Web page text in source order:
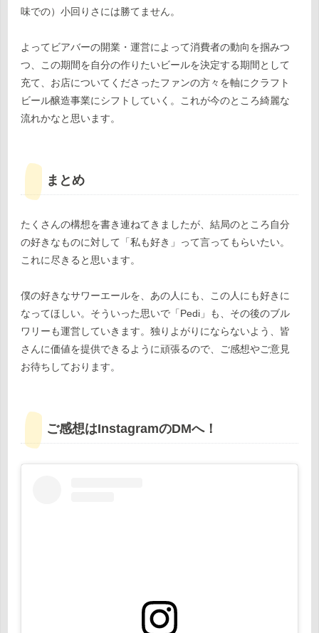
味での）小回りさには勝てません。
よってビアバーの開業・運営によって消費者の動向を掴みつ
つ、この期間を自分の作りたいビールを決定する期間として
充て、お店についてくださったファンの方々を軸にクラフト
ビール醸造事業にシフトしていく。これが今のところ綺麗な
流れかなと思います。
まとめ
たくさんの構想を書き連ねてきましたが、結局のところ自分
の好きなものに対して「私も好き」って言ってもらいたい。
これに尽きると思います。
僕の好きなサワーエールを、あの人にも、この人にも好きに
なってほしい。そういった思いで「Pedi」も、その後のブル
ワリーも運営していきます。独りよがりにならないよう、皆
さんに価値を提供できるように頑張るので、ご感想やご意見
お待ちしております。
ご感想はInstagramのDMへ！